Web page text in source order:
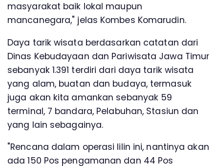
masyarakat baik lokal maupun
mancanegara," jelas Kombes Komarudin.
Daya tarik wisata berdasarkan catatan dari
Dinas Kebudayaan dan Pariwisata Jawa Timur
sebanyak 1.391 terdiri dari daya tarik wisata
yang alam, buatan dan budaya, termasuk
juga akan kita amankan sebanyak 59
terminal, 7 bandara, Pelabuhan, Stasiun dan
yang lain sebagainya.
"Rencana dalam operasi lilin ini, nantinya akan
ada 150 Pos pengamanan dan 44 Pos